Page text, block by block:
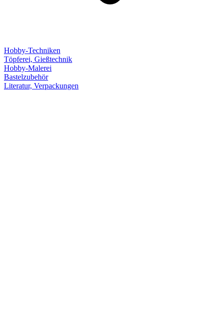
Hobby-Techniken
Töpferei, Gießtechnik
Hobby-Malerei
Bastelzubehör
Literatur, Verpackungen